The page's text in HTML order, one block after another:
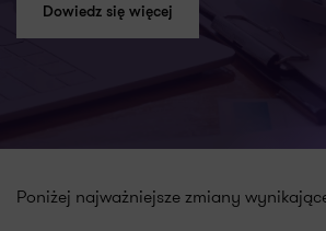
Dowiedz się więcej
Poniżej najważniejsze zmiany